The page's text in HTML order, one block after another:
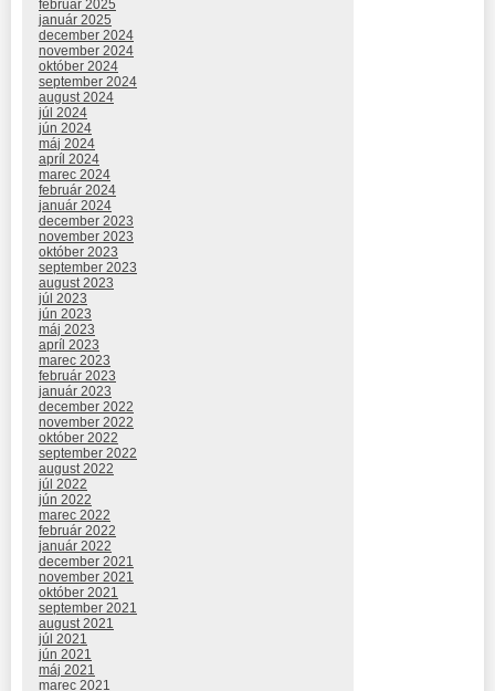
február 2025
január 2025
december 2024
november 2024
október 2024
september 2024
august 2024
júl 2024
jún 2024
máj 2024
apríl 2024
marec 2024
február 2024
január 2024
december 2023
november 2023
október 2023
september 2023
august 2023
júl 2023
jún 2023
máj 2023
apríl 2023
marec 2023
február 2023
január 2023
december 2022
november 2022
október 2022
september 2022
august 2022
júl 2022
jún 2022
marec 2022
február 2022
január 2022
december 2021
november 2021
október 2021
september 2021
august 2021
júl 2021
jún 2021
máj 2021
marec 2021